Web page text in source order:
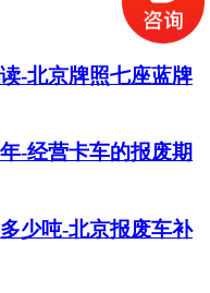
-北京牌照七座蓝牌
-经营卡车的报废期
少吨-北京报废车补